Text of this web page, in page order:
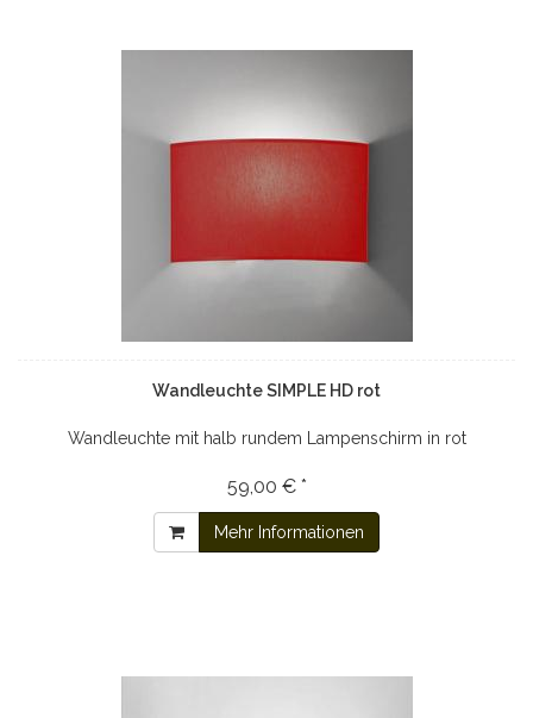
Wandleuchte SIMPLE HD rot
Wandleuchte mit halb rundem Lampenschirm in rot
59,00 € *
Mehr Informationen